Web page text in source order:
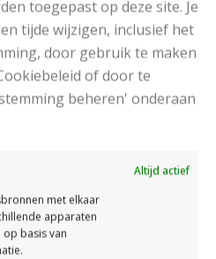
toegepast op deze site. Je
tijde wijzigen, inclusief het
door gebruik te maken
of door te
beheren' onderaan
Altijd actief
met elkaar
apparaten
basis van